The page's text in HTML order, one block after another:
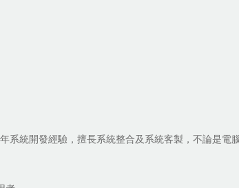
系統開發經驗，擅長系統整合及系統客製，不論是電